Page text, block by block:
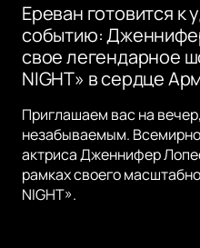
Ереван готовится к
событию:
свое легендарное
NIGHT» в сердце
Приглашаем вас на
незабываемым.
актриса Дженнифер
рамках своего
NIGHT».